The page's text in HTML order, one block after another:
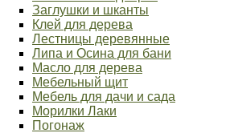
Заглушки и шканты
Клей для дерева
Лестницы деревянные
Липа и Осина для бани
Масло для дерева
Мебельный щит
Мебель для дачи и сада
Морилки Лаки
Погонаж